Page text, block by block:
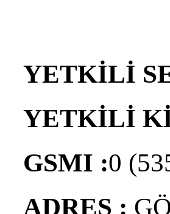
YETKİLİ
YETKİLİ
GSMI :0
ADRES :